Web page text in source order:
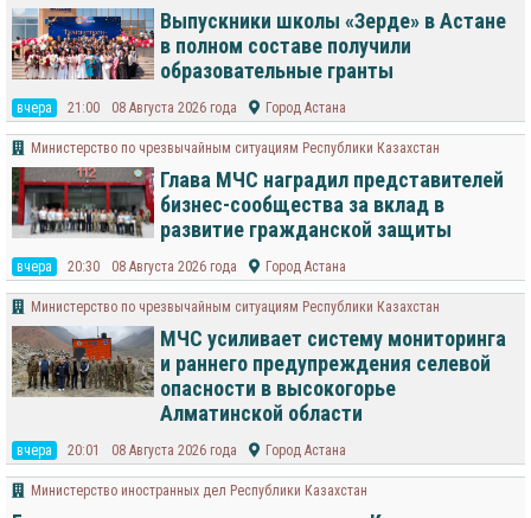
Выпускники школы «Зерде» в Астане
в полном составе получили
образовательные гранты
вчера 21:00 08 Августа 2026 года Город Астана
Министерство по чрезвычайным ситуациям Республики Казахстан
Глава МЧС наградил представителей
бизнес-сообщества за вклад в
развитие гражданской защиты
вчера 20:30 08 Августа 2026 года Город Астана
Министерство по чрезвычайным ситуациям Республики Казахстан
МЧС усиливает систему мониторинга
и раннего предупреждения селевой
опасности в высокогорье
Алматинской области
вчера 20:01 08 Августа 2026 года Город Астана
Министерство иностранных дел Республики Казахстан